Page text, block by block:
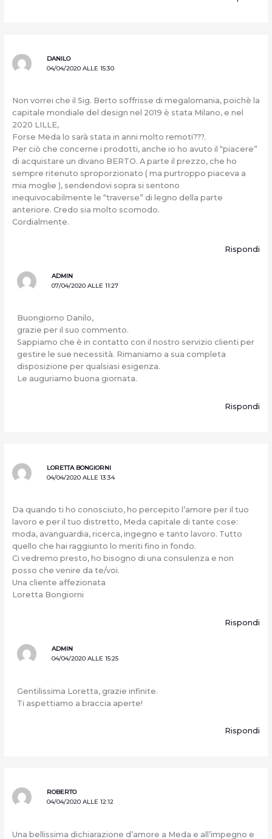
DANILO
04/04/2020 ALLE 15:30
Non vorrei che il Sig. Berto soffrisse di megalomania, poichè la
capitale mondiale del design nel 2019 è stata Milano, e nel
2020 LILLE,
Forse Meda lo sarà stata in anni molto remoti???.
Per ciò che concerne i prodotti, anche io ho avuto il “piacere”
di acquistare un divano BERTO. A parte il prezzo, che ho
sempre ritenuto sproporzionato ( ma purtroppo piaceva a
mia moglie ), sendendovi sopra si sentono
inequivocabilmente le “traverse” di legno della parte
anteriore. Credo sia molto scomodo.
Cordialmente.
Rispondi
ADMIN
07/04/2020 ALLE 11:27
Buongiorno Danilo,
grazie per il suo commento.
Sappiamo che è in contatto con il nostro servizio clienti per
gestire le sue necessità. Rimaniamo a sua completa
disposizione per qualsiasi esigenza.
Le auguriamo buona giornata.
Rispondi
LORETTA BONGIORNI
04/04/2020 ALLE 13:34
Da quando ti ho conosciuto, ho percepito l’amore per il tuo
lavoro e per il tuo distretto, Meda capitale di tante cose:
moda, avanguardia, ricerca, ingegno e tanto lavoro. Tutto
quello che hai raggiunto lo meriti fino in fondo.
Ci vedremo presto, ho bisogno di una consulenza e non
posso che venire da te/voi.
Una cliente affezionata
Loretta Bongiorni
Rispondi
ADMIN
04/04/2020 ALLE 15:25
Gentilissima Loretta, grazie infinite.
Ti aspettiamo a braccia aperte!
Rispondi
ROBERTO
04/04/2020 ALLE 12:12
Una bellissima dichiarazione d’amore a Meda e all’impegno e